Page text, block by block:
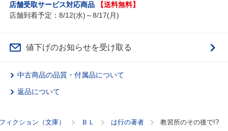
店舗受取サービス対応商品
【送料無料】
店舗到着予定：8/12(水)～8/17(月)
値下げのお知らせを受け取る
中古商品の品質・付属品について
返品について
ィクション（文庫） ＢＬ は行の著者 教習所のその後で!?